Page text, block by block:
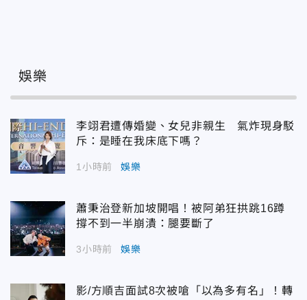
娛樂
李翊君遭傳婚變、女兒非親生 氣炸現身駁
斥：是睡在我床底下嗎？
1小時前 娛樂
蕭秉治登新加坡開唱！被阿弟狂拱跳16蹲
撐不到一半崩潰：腿要斷了
3小時前 娛樂
影/方順吉面試8次被嗆「以為多有名」！轉